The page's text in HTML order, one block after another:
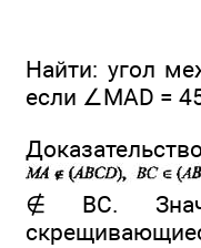
Найти: угол
если ∠MAD =
∉ ВС.